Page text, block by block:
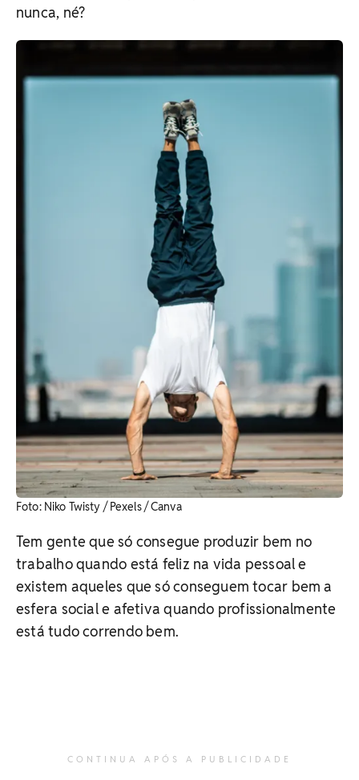
nunca, né?
Foto: Niko Twisty / Pexels / Canva
Tem gente que só consegue produzir bem no
trabalho quando está feliz na vida pessoal e
existem aqueles que só conseguem tocar bem a
esfera social e afetiva quando profissionalmente
está tudo correndo bem.
CONTINUA APÓS A PUBLICIDADE